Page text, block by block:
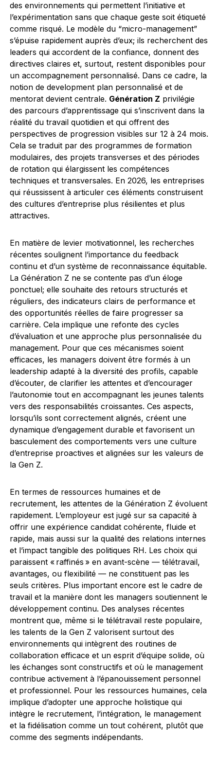
des environnements qui permettent l’initiative et
l’expérimentation sans que chaque geste soit étiqueté
comme risqué. Le modèle du “micro-management”
s’épuise rapidement auprès d’eux; ils recherchent des
leaders qui accordent de la confiance, donnent des
directives claires et, surtout, restent disponibles pour
un accompagnement personnalisé. Dans ce cadre, la
notion de development plan personnalisé et de
mentorat devient centrale. Génération Z privilégie
des parcours d’apprentissage qui s’inscrivent dans la
réalité du travail quotidien et qui offrent des
perspectives de progression visibles sur 12 à 24 mois.
Cela se traduit par des programmes de formation
modulaires, des projets transverses et des périodes
de rotation qui élargissent les compétences
techniques et transversales. En 2026, les entreprises
qui réussissent à articuler ces éléments construisent
des cultures d’entreprise plus résilientes et plus
attractives.
En matière de levier motivationnel, les recherches
récentes soulignent l’importance du feedback
continu et d’un système de reconnaissance équitable.
La Génération Z ne se contente pas d’un éloge
ponctuel; elle souhaite des retours structurés et
réguliers, des indicateurs clairs de performance et
des opportunités réelles de faire progresser sa
carrière. Cela implique une refonte des cycles
d’évaluation et une approche plus personnalisée du
management. Pour que ces mécanismes soient
efficaces, les managers doivent être formés à un
leadership adapté à la diversité des profils, capable
d’écouter, de clarifier les attentes et d’encourager
l’autonomie tout en accompagnant les jeunes talents
vers des responsabilités croissantes. Ces aspects,
lorsqu’ils sont correctement alignés, créent une
dynamique d’engagement durable et favorisent un
basculement des comportements vers une culture
d’entreprise proactives et alignées sur les valeurs de
la Gen Z.
En termes de ressources humaines et de
recrutement, les attentes de la Génération Z évoluent
rapidement. L’employeur est jugé sur sa capacité à
offrir une expérience candidat cohérente, fluide et
rapide, mais aussi sur la qualité des relations internes
et l’impact tangible des politiques RH. Les choix qui
paraissent « raffinés » en avant-scène — télétravail,
avantages, ou flexibilité — ne constituent pas les
seuls critères. Plus important encore est le cadre de
travail et la manière dont les managers soutiennent le
développement continu. Des analyses récentes
montrent que, même si le télétravail reste populaire,
les talents de la Gen Z valorisent surtout des
environnements qui intègrent des routines de
collaboration efficace et un esprit d’équipe solide, où
les échanges sont constructifs et où le management
contribue activement à l’épanouissement personnel
et professionnel. Pour les ressources humaines, cela
implique d’adopter une approche holistique qui
intègre le recrutement, l’intégration, le management
et la fidélisation comme un tout cohérent, plutôt que
comme des segments indépendants.